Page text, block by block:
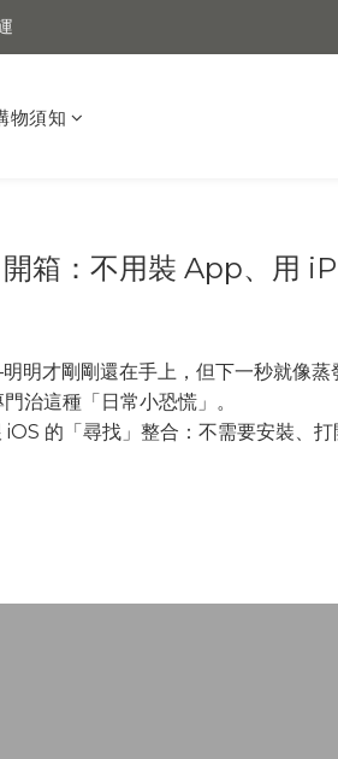
物須知
箱：不用裝 App、用
明才剛剛還在手上，但下一秒就像蒸
門治這種「日常小恐慌」。
的「尋找」整合：不需要安裝、打